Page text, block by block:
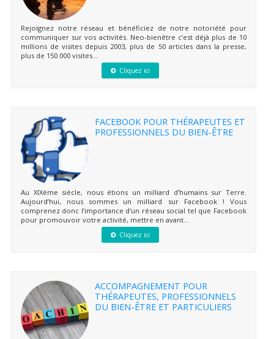
Rejoignez notre réseau et bénéficiez de notre notoriété pour
communiquer sur vos activités. Neo-bienêtre c’est déjà plus de 10
millions de visites depuis 2003, plus de 50 articles dans la presse,
plus de 150 000 visites...
Cliquez ici
FACEBOOK POUR THÉRAPEUTES ET
PROFESSIONNELS DU BIEN-ÊTRE
Au XIXème siècle, nous étions un milliard d’humains sur Terre.
Aujourd’hui, nous sommes un milliard sur Facebook ! Vous
comprenez donc l’importance d’un réseau social tel que Facebook
pour promouvoir votre activité, mettre en avant...
Cliquez ici
ACCOMPAGNEMENT POUR
THÉRAPEUTES, PROFESSIONNELS
DU BIEN-ÊTRE ET PARTICULIERS